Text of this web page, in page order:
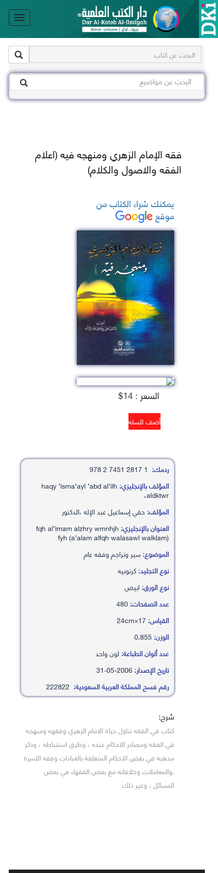
فقه الإمام الزهري ومنهجه فيه (اعلام
الفقه والاصول والكلام)
يمكنك شراء الكتاب من
موقع
السعر : 14$
ردمك:
المؤلف بالإنجليزي: haqy ’isma’ayl ’abd al’ilh
،aldktwr
المؤلف: حقي إسماعيل عبد الإله ،الدكتور
العنوان بالإنجليزي: fqh al’imam alzhry wmnhjh
fyh (a’alam alfqh walasawl walklam)
الموضوع:سير وتراجم وفقه عام
نوع التجليد:كرتونيه
نوع الورق:ابيض
عدد الصفحات:
القياس:
الوزن:
عدد ألوان الطباعة: لون واحد
تاريخ الإصدار:
رقم فسح المملكة العربية السعودية:
شرح:
كتاب في الفقه تناول حياة الامام الزهري وفقهه ومنهجه
في الفقه ومصادر الاحكام عنده ، وطرق استنباطه ، وذكر
مذهبه في بعض الاحكام المتعلقة بالعبادات وفقه الاسرة
.والمعاملات وخلافاته مع بعض الفقهاء في بعض
المسائل ، وغير ذلك